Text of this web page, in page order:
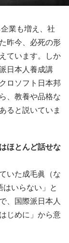
業も増え、社
昨今、必死の形
ています。しか
日本人養成講
ロソフト日本邦
、教養や品格な
ると説いていま
ほとんど話せな
いた成毛眞（な
いらない」と
、国際派日本人
じめに」から意